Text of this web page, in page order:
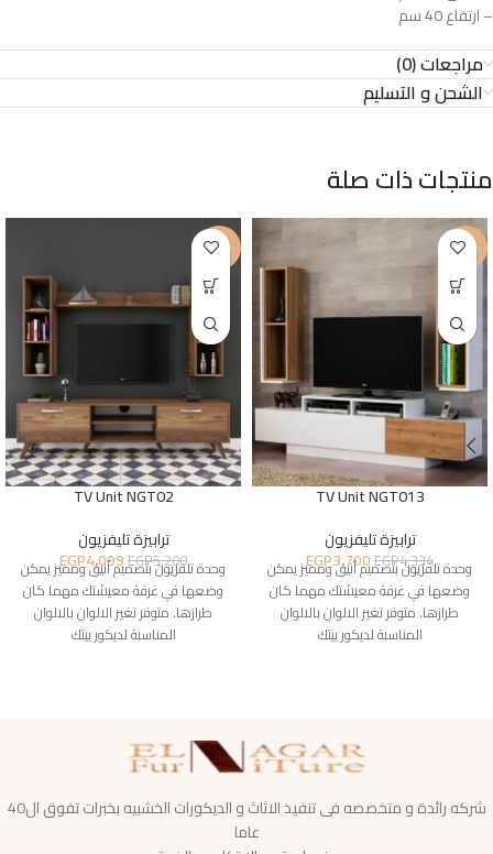
– ارتفاع 40 سم
مراجعات (0)
الشحن و التسليم
منتجات ذات صلة
-15%
TV Unit NGT013
ترابيزة تليفزيون
EGP4,334
EGP3,700
وحدة تلفزيون بتصميم أنيق ومميز يمكن
وضعها في غرفة معيشتك مهما كان
طرازها. متوفر تغير الالوان بالالوان
المناسبة لديكور بيتك
-21%
TV Unit NGT02
ترابيزة تليفزيون
EGP5,200
EGP4,099
وحدة تلفزيون بتصميم أنيق ومميز يمكن
وضعها في غرفة معيشتك مهما كان
طرازها. متوفر تغير الالوان بالالوان
المناسبة لديكور بيتك
شركه رائدة و متخصصه فى تنفيذ الاثاث و الديكورات الخشبيه بخبرات تفوق ال40
عاما